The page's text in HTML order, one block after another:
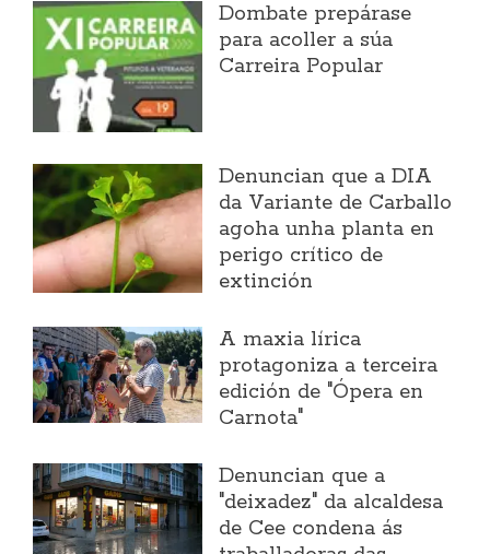
Dombate prepárase
para acoller a súa
Carreira Popular
Denuncian que a DIA
da Variante de Carballo
agoha unha planta en
perigo crítico de
extinción
A maxia lírica
protagoniza a terceira
edición de "Ópera en
Carnota"
Denuncian que a
"deixadez" da alcaldesa
de Cee condena ás